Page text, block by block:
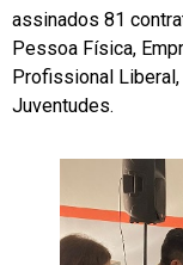
assinados 81
Pessoa Física,
Profissional
Juventudes.